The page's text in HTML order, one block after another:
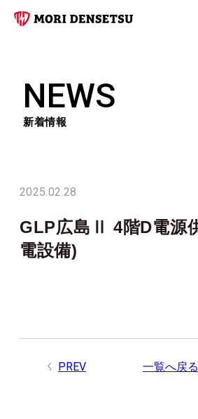
NEWS
新着情報
2025.02.28
GLP広島Ⅱ 4階D電源
電設備)
PREV 一覧へ戻る